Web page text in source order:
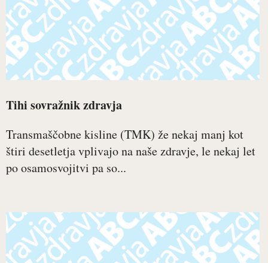
Tihi sovražnik zdravja
Transmaščobne kisline (TMK) že nekaj manj kot
štiri desetletja vplivajo na naše zdravje, le nekaj let
po osamosvojitvi pa so...